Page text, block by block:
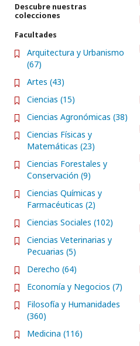
Descubre nuestras
colecciones
Facultades
Arquitectura y Urbanismo
(67)
Artes (43)
Ciencias (15)
Ciencias Agronómicas (38)
Ciencias Físicas y
Matemáticas (23)
Ciencias Forestales y
Conservación (9)
Ciencias Químicas y
Farmacéuticas (2)
Ciencias Sociales (102)
Ciencias Veterinarias y
Pecuarias (5)
Derecho (64)
Economía y Negocios (7)
Filosofía y Humanidades
(360)
Medicina (116)